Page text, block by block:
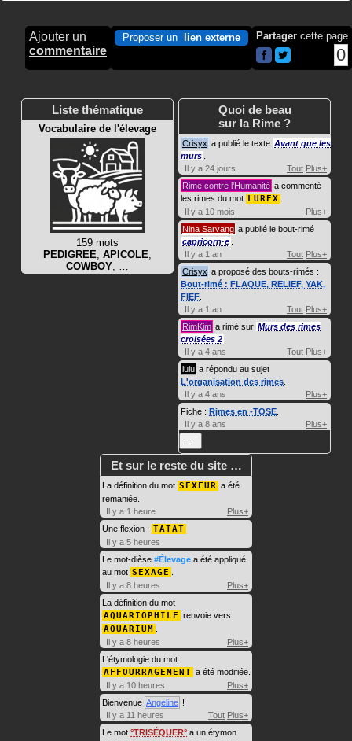
Ajouter un
commentaire
Proposer un lien externe Partager cette page
0
Liste thématique
Vocabulaire de l'élevage
159 mots
PEDIGREE, APICOLE,
COWBOY, …
Quoi de beau
sur la Rime ?
Crisyx a publié le texte Avant que les
murs
Il y a 24 jours
Tout Plus+
Rime contre l'Humanité a commenté
les rimes du mot LUREX
Il y a 10 mois
Plus+
Nina Sarvang a publié le bout-rimé
capricorn·e
Il y a 1 an
Tout Plus+
Crisyx a proposé des bouts-rimés :
Bout-rimé : FLAQUE, RELIEF, YAK,
FIEF
Il y a 1 an
Tout Plus+
RimKim a rimé sur Murs des rimes
croisées 2
Il y a 4 ans
Tout Plus+
lulu a répondu au sujet
L'organisation des rimes
Il y a 4 ans
Plus+
Fiche : Rimes en -TOSE
Il y a 8 ans
Plus+
…
Et sur le reste du site …
La définition du mot SEXEUR a été
remaniée.
Il y a 1 heure
Plus+
Une flexion : TATAT
Il y a 5 heures
Le mot-dièse #Élevage a été appliqué
au mot SEXAGE
Il y a 8 heures
Plus+
La définition du mot
AQUARIOPHILE renvoie vers
AQUARIUM
Il y a 8 heures
Plus+
L'étymologie du mot
AFFOURRAGEMENT a été modifiée.
Il y a 10 heures
Plus+
Bienvenue Angeline !
Il y a 11 heures
Tout Plus+
Le mot TRISÉQUER a un étymon